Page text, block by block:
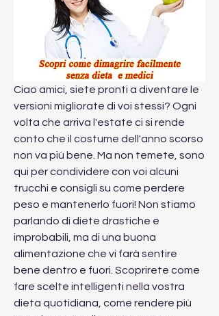
Ciao amici, siete pronti a diventare le
versioni migliorate di voi stessi? Ogni
volta che arriva l'estate ci si rende
conto che il costume dell'anno scorso
non va più bene. Ma non temete, sono
qui per condividere con voi alcuni
trucchi e consigli su come perdere
peso e mantenerlo fuori! Non stiamo
parlando di diete drastiche e
improbabili, ma di una buona
alimentazione che vi farà sentire
bene dentro e fuori. Scoprirete come
fare scelte intelligenti nella vostra
dieta quotidiana, come rendere più